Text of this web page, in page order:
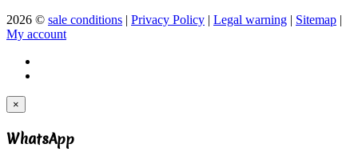
2026 © sale conditions | Privacy Policy | Legal warning | Sitemap |
My account
×
WhatsApp